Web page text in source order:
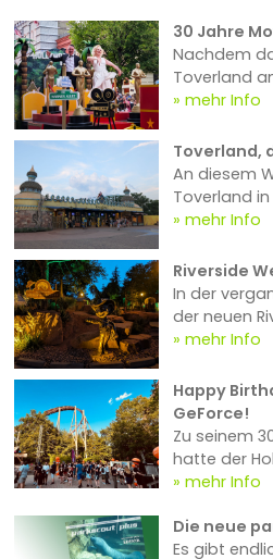
30 Jahre
Nachdem
Toverland
mehr Info
Toverland,
An diesem
Toverland
mehr Info
Riverside
In der
der neuen
mehr Info
Happy
GeForce!
Zu seinem
hatte der
mehr Info
Die neue
Es gibt